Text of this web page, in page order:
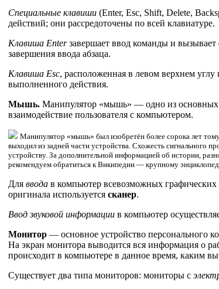
Специальные клавиши (Enter, Esc, Shift, Delete,
действий; они рассредоточены по всей клавиатуре.
Клавиша Enterзавершает ввод команды и
завершения ввода абзаца.
Клавиша Esc, расположенная в левом верхнем
выполненного действия.
Мышь. Манипулятор «мышь» — одно из основных
взаимодействие пользователя с компьютером.
Манипулятор «мышь» был изобретён более сорока лет
выходил из задней части устройства. Схожесть сигнального
устройству. За дополнительной информацией об истории,
рекомендуем обратиться к Википедии — крупному
Для ввода в компьютер всевозможных
оригинала используется сканер.
Ввод звуковой информации в компьютер
Монитор — основное устройство персонального
На экран монитора выводится вся информация о
происходит в компьютере в данное время, каким
Существует два типа мониторов: мониторы с